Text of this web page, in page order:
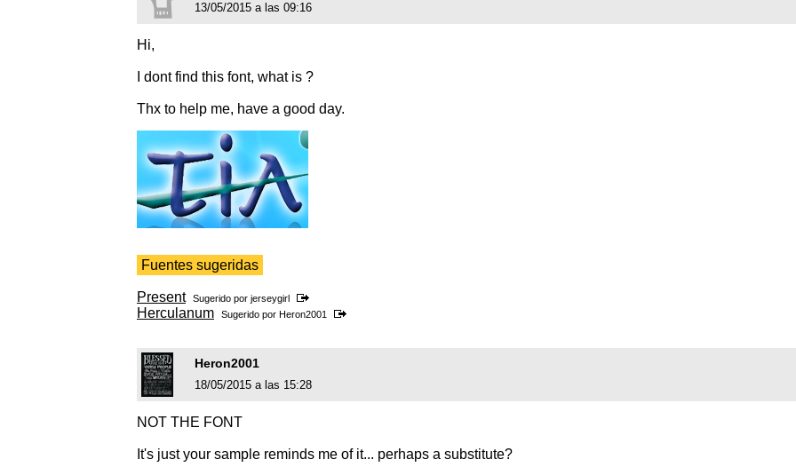
13/05/2015 a las 09:16
Hi,
I dont find this font, what is ?
Thx to help me, have a good day.
Fuentes sugeridas
Present Sugerido por jerseygirl
Herculanum Sugerido por Heron2001
Heron2001
18/05/2015 a las 15:28
NOT THE FONT
It's just your sample reminds me of it... perhaps a substitute?